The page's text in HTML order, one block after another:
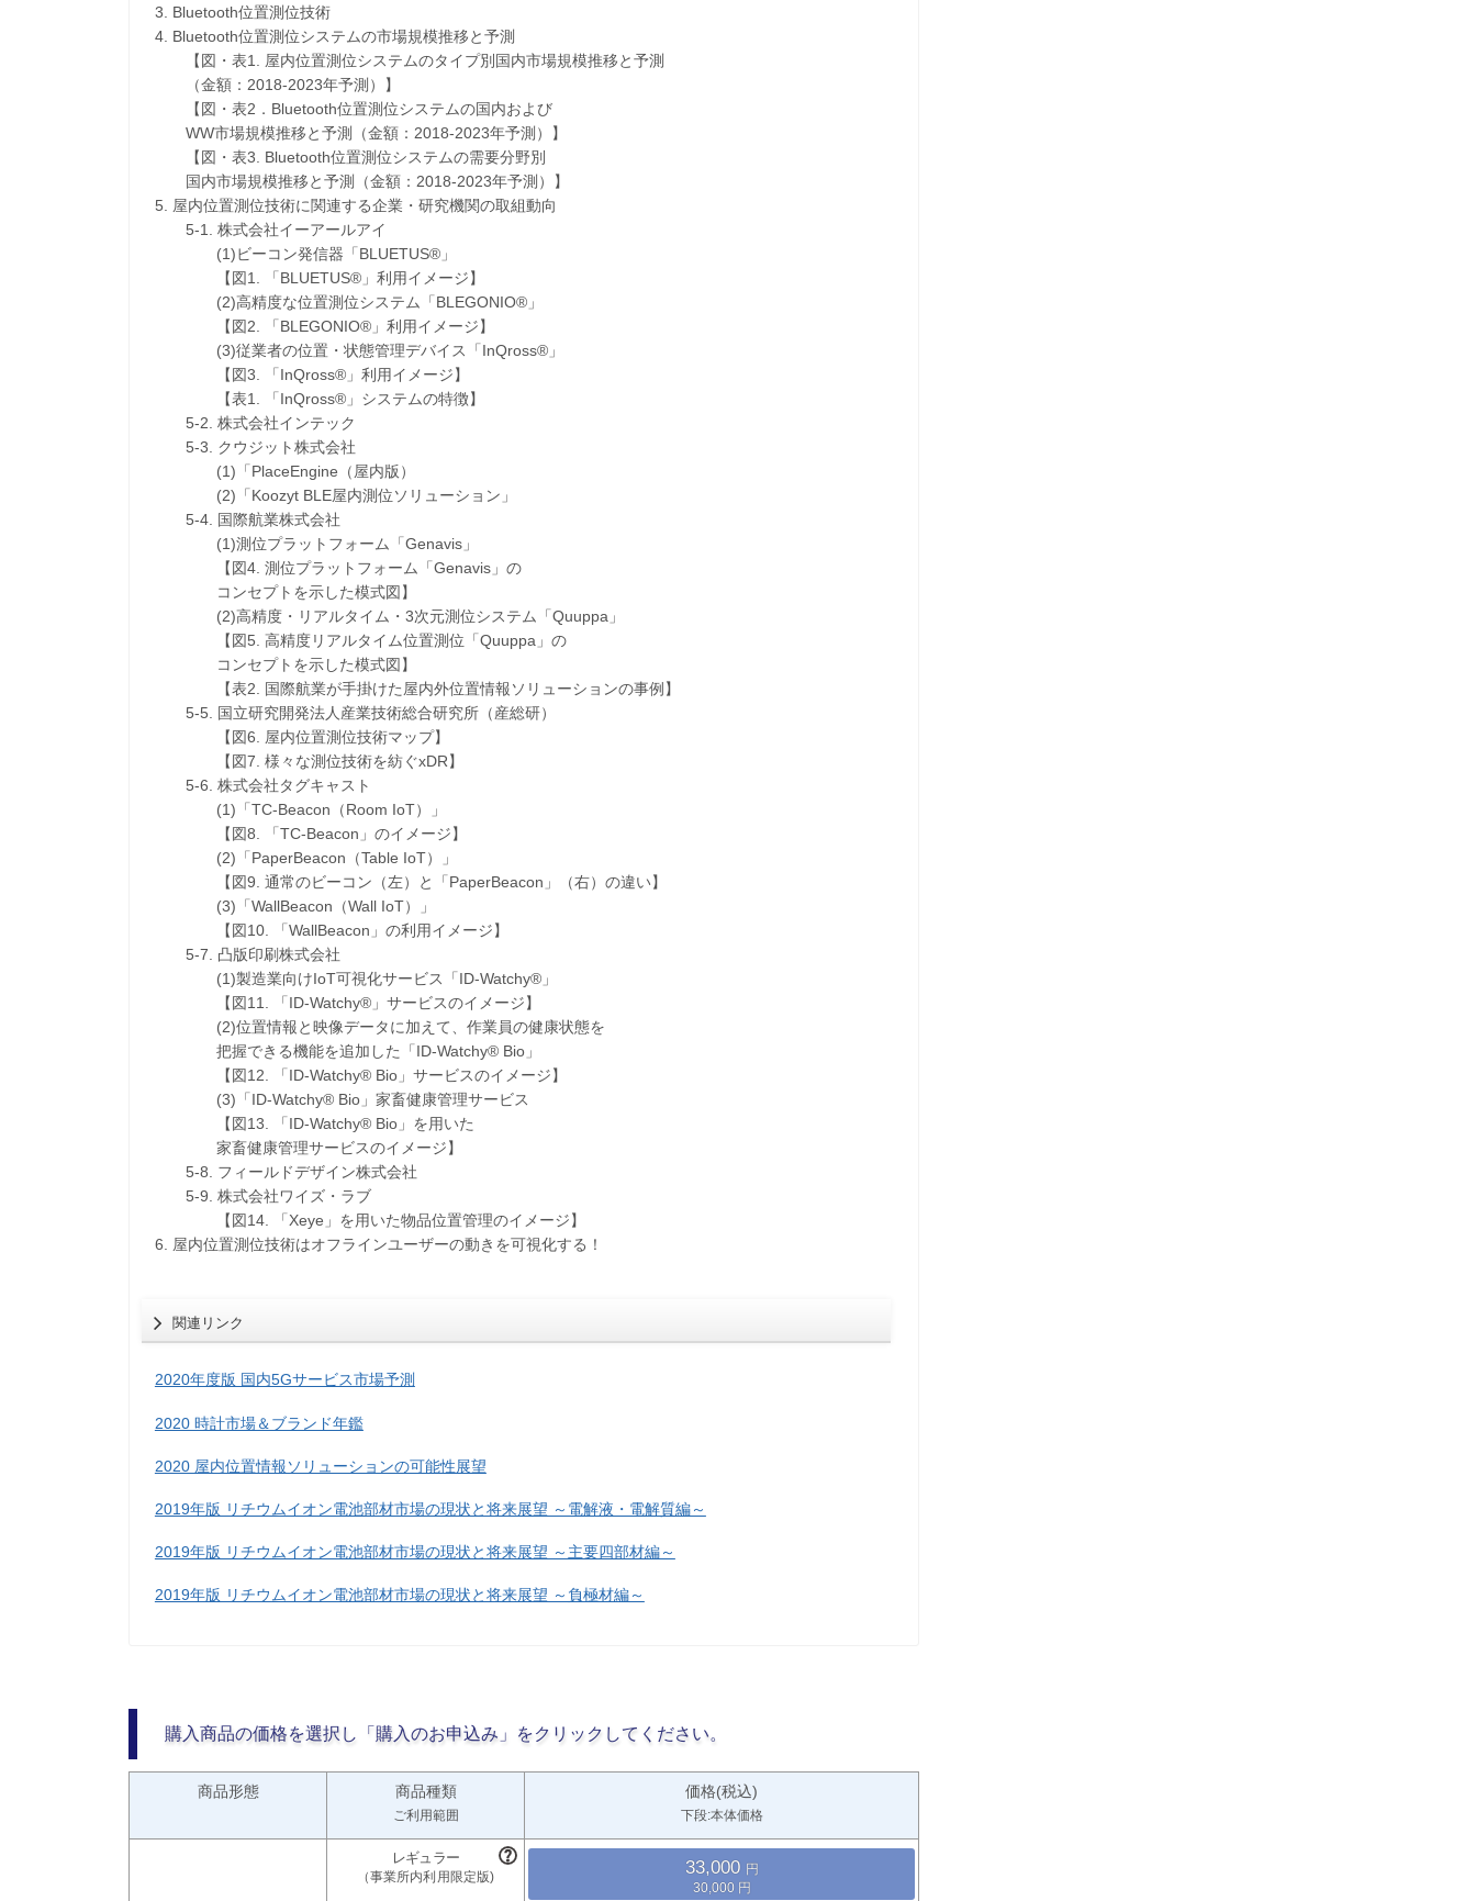
3. Bluetooth位置測位技術
4. Bluetooth位置測位システムの市場規模推移と予測
【図・表1. 屋内位置測位システムのタイプ別国内市場規模推移と予測
（金額：2018-2023年予測）】
【図・表2．Bluetooth位置測位システムの国内および
WW市場規模推移と予測（金額：2018-2023年予測）】
【図・表3. Bluetooth位置測位システムの需要分野別
国内市場規模推移と予測（金額：2018-2023年予測）】
5. 屋内位置測位技術に関連する企業・研究機関の取組動向
5-1. 株式会社イーアールアイ
(1)ビーコン発信器「BLUETUS®」
【図1. 「BLUETUS®」利用イメージ】
(2)高精度な位置測位システム「BLEGONIO®」
【図2. 「BLEGONIO®」利用イメージ】
(3)従業者の位置・状態管理デバイス「InQross®」
【図3. 「InQross®」利用イメージ】
【表1. 「InQross®」システムの特徴】
5-2. 株式会社インテック
5-3. クウジット株式会社
(1)「PlaceEngine（屋内版）
(2)「Koozyt BLE屋内測位ソリューション」
5-4. 国際航業株式会社
(1)測位プラットフォーム「Genavis」
【図4. 測位プラットフォーム「Genavis」の
コンセプトを示した模式図】
(2)高精度・リアルタイム・3次元測位システム「Quuppa」
【図5. 高精度リアルタイム位置測位「Quuppa」の
コンセプトを示した模式図】
【表2. 国際航業が手掛けた屋内外位置情報ソリューションの事例】
5-5. 国立研究開発法人産業技術総合研究所（産総研）
【図6. 屋内位置測位技術マップ】
【図7. 様々な測位技術を紡ぐxDR】
5-6. 株式会社タグキャスト
(1)「TC-Beacon（Room IoT）」
【図8. 「TC-Beacon」のイメージ】
(2)「PaperBeacon（Table IoT）」
【図9. 通常のビーコン（左）と「PaperBeacon」（右）の違い】
(3)「WallBeacon（Wall IoT）」
【図10. 「WallBeacon」の利用イメージ】
5-7. 凸版印刷株式会社
(1)製造業向けIoT可視化サービス「ID-Watchy®」
【図11. 「ID-Watchy®」サービスのイメージ】
(2)位置情報と映像データに加えて、作業員の健康状態を
把握できる機能を追加した「ID-Watchy® Bio」
【図12. 「ID-Watchy® Bio」サービスのイメージ】
(3)「ID-Watchy® Bio」家畜健康管理サービス
【図13. 「ID-Watchy® Bio」を用いた
家畜健康管理サービスのイメージ】
5-8. フィールドデザイン株式会社
5-9. 株式会社ワイズ・ラブ
【図14. 「Xeye」を用いた物品位置管理のイメージ】
6. 屋内位置測位技術はオフラインユーザーの動きを可視化する！
関連リンク
2020年度版 国内5Gサービス市場予測
2020 時計市場＆ブランド年鑑
2020 屋内位置情報ソリューションの可能性展望
2019年版 リチウムイオン電池部材市場の現状と将来展望 ～電解液・電解質編～
2019年版 リチウムイオン電池部材市場の現状と将来展望 ～主要四部材編～
2019年版 リチウムイオン電池部材市場の現状と将来展望 ～負極材編～
購入商品の価格を選択し「購入のお申込み」をクリックしてください。
商品形態 商品種類
ご利用範囲
価格(税込)
下段:本体価格
33,000
30,000